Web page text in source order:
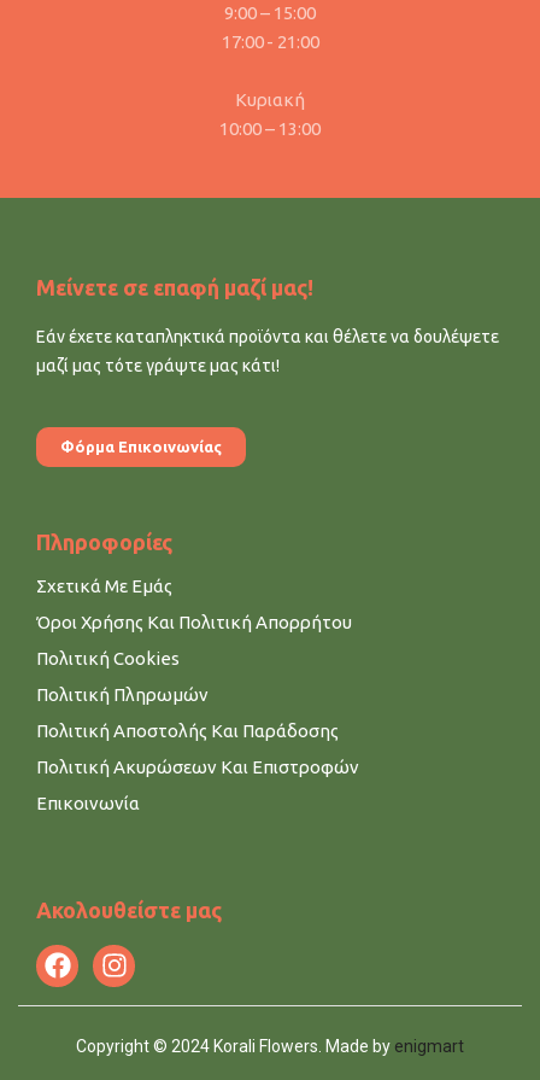
9:00 – 15:00
17:00 - 21:00
Κυριακή
10:00 – 13:00
Μείνετε σε επαφή μαζί μας!
Εάν έχετε καταπληκτικά προϊόντα και θέλετε να δουλέψετε
μαζί μας τότε γράψτε μας κάτι!
Φόρμα Επικοινωνίας
Πληροφορίες
Σχετικά Με Εμάς
Όροι Χρήσης Και Πολιτική Απορρήτου
Πολιτική Cookies
Πολιτική Πληρωμών
Πολιτική Αποστολής Και Παράδοσης
Πολιτική Ακυρώσεων Και Επιστροφών
Επικοινωνία
Ακολουθείστε μας
Copyright © 2024 Korali Flowers. Made by enigmart